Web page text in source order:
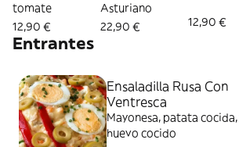
tomate
12,90 €
Asturiano
22,90 €
12,90 €
Entrantes
Ensaladilla Rusa Con
Ventresca
Mayonesa, patata
huevo cocido